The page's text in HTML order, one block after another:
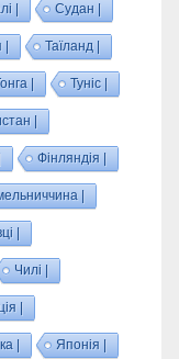
| Судан |
Таїланд |
| Туніс |
|
Фінляндія |
|
|
Чилі |
|
| Японія |